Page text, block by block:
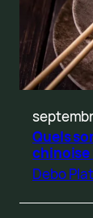
Quels
chinoise
Debo